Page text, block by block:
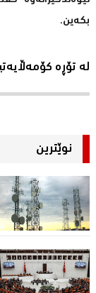
بكەین.
لە تۆڕە
نوێترین